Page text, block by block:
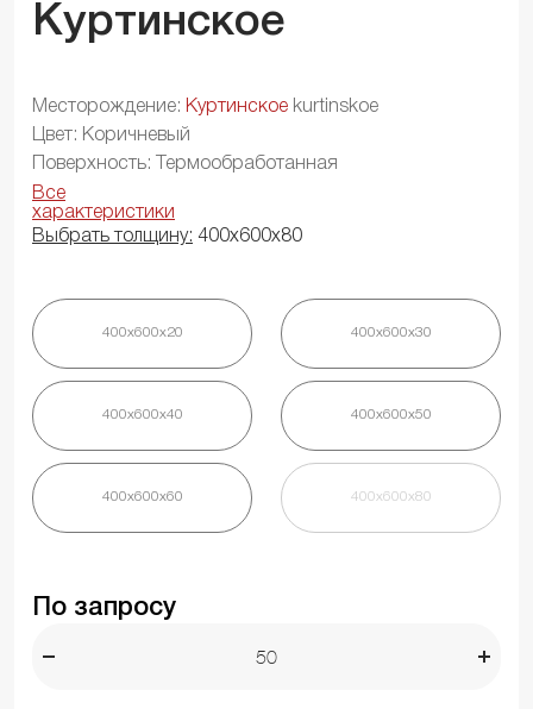
Куртинское
Месторождение: Куртинское kurtinskoe
Цвет: Коричневый
Поверхность: Термообработанная
Все
характеристики
Выбрать толщину: 400х600х80
400х600х20 400х600х30
400х600х40 400х600х50
400х600х60 400х600х80
По запросу